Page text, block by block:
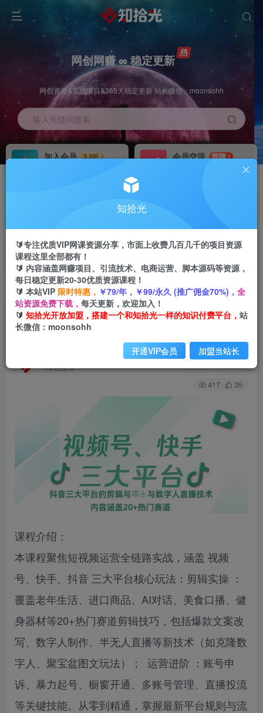
网创网赚 ∞ 稳定更新
网创资源&实战项目&365天稳定更新 站长微信：moonsohh
输入关键词搜索
加入会员
3.3折
会员交流
群聊
首页 会员免费 正文
视频号、快手、抖音三大平台的剪辑与数字人直播
技术，内容涵盖20+热门赛道
1年前发布
关注 私信
417 35
课程介绍：
本课程聚焦短视频运营全链路实战，涵盖 视频
号、快手、抖音 三大平台核心玩法：剪辑实操 ：
覆盖老年生活、进口商品、AI对话、美食口播、健
身器材等20+热门赛道剪辑技巧，包括爆款文案改
写、数字人制作、半无人直播等新技术（如克隆数
字人、聚宝盆图文玩法）； 运营进阶 ：账号申
诉、暴力起号、橱窗开通、多账号管理、直播投流
等关键技能。从零到精通，掌握最新平台规则与流
知拾光
🔰专注优质VIP网课资源分享，市面上收费几百几千的项目资源
课程这里全部都有！
🔰 内容涵盖网赚项目、引流技术、电商运营、脚本源码等资源，
每日稳定更新20-30优质资源课程！
🔰 本站VIP 限时特惠， ￥79/年，￥99/永久 (推广佣金70%)， 全
站资源免费下载， 每天更新，欢迎加入！
🔰 知拾光开放加盟，搭建一个和知拾光一样的知识付费平台， 站
长微信：moonsohh
开通VIP会员 加盟当站长